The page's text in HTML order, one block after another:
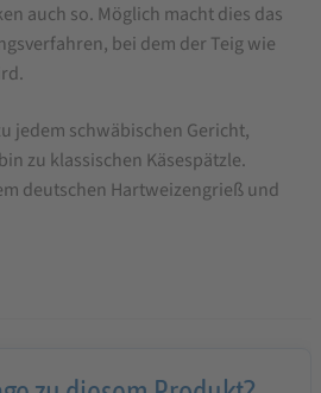
auch so. Möglich macht dies das
bei dem der Teig wie
jedem schwäbischen Gericht,
zu klassischen Käsespätzle.
deutschen Hartweizengrieß und